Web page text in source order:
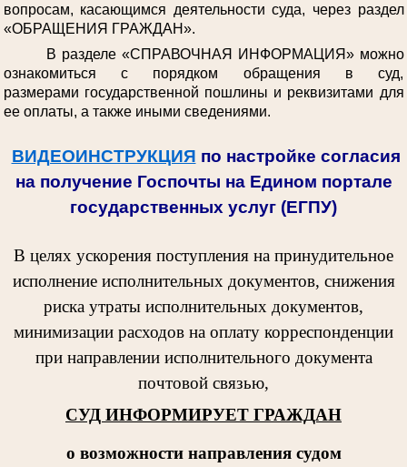
вопросам, касающимся деятельности суда, через раздел
«ОБРАЩЕНИЯ ГРАЖДАН».
В разделе «СПРАВОЧНАЯ ИНФОРМАЦИЯ» можно
ознакомиться с порядком обращения в суд,
размерами государственной пошлины и реквизитами для
ее оплаты, а также иными сведениями.
ВИДЕОИНСТРУКЦИЯ по настройке согласия
на получение Госпочты на Едином портале
государственных услуг (ЕГПУ)
В целях ускорения поступления на принудительное
исполнение исполнительных документов, снижения
риска утраты исполнительных документов,
минимизации расходов на оплату корреспонденции
при направлении исполнительного документа
почтовой связью,
СУД ИНФОРМИРУЕТ ГРАЖДАН
о возможности направления судом